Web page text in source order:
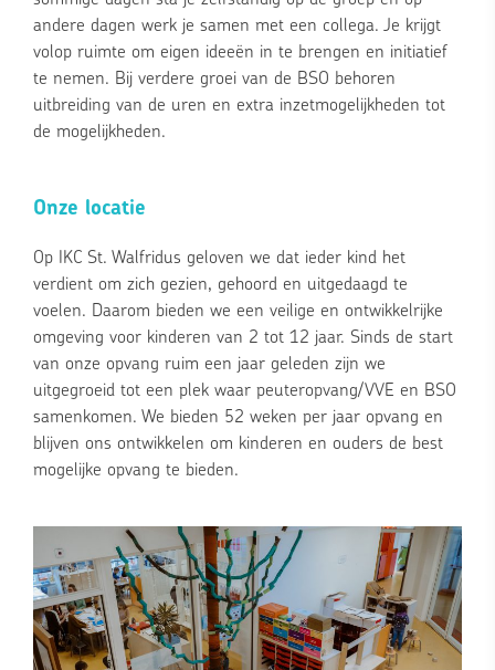
andere dagen werk je samen met een collega. Je krijgt
volop ruimte om eigen ideeën in te brengen en initiatief
te nemen. Bij verdere groei van de BSO behoren
uitbreiding van de uren en extra inzetmogelijkheden tot
de mogelijkheden.
Onze locatie
Op IKC St. Walfridus geloven we dat ieder kind het
verdient om zich gezien, gehoord en uitgedaagd te
voelen. Daarom bieden we een veilige en ontwikkelrijke
omgeving voor kinderen van 2 tot 12 jaar. Sinds de start
van onze opvang ruim een jaar geleden zijn we
uitgegroeid tot een plek waar peuteropvang/VVE en BSO
samenkomen. We bieden 52 weken per jaar opvang en
blijven ons ontwikkelen om kinderen en ouders de best
mogelijke opvang te bieden.